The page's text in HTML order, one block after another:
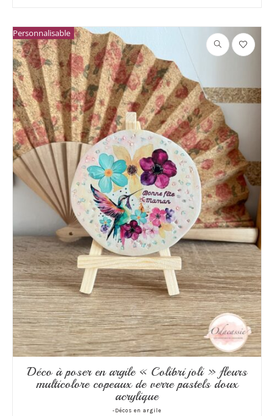
Personnalisable
Déco à poser en argile « Colibri joli » fleurs
multicolore copeaux de verre pastels doux
acrylique
-Décos en argile